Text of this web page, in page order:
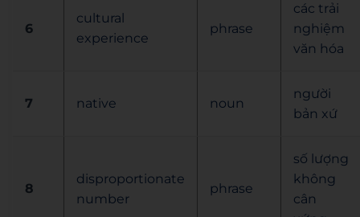
6
cultural
experience
phrase
các trải
nghiệm
văn hóa
7 native noun
người
bản xứ
8
disproportionate
number
phrase
số lượng
không
cân